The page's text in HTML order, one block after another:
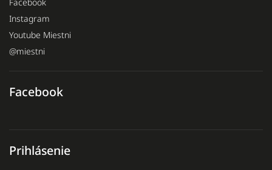
Instagram
Youtube Miestni
@miestni
Facebook
Prihlásenie